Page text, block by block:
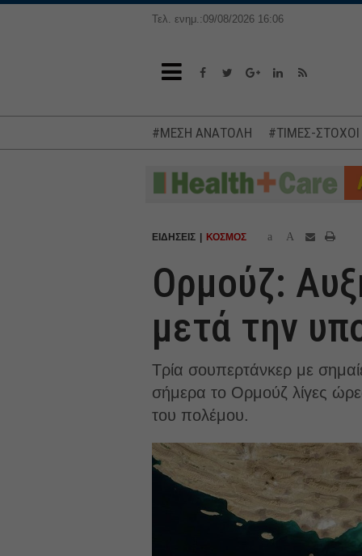
Τελ. ενημ.:09/08/2026 16:06
#ΜΕΣΗ ΑΝΑΤΟΛΗ #ΤΙΜΕΣ-
ΕΙΔΗΣΕΙΣ ΚΟΣΜΟΣ a A
Ορμούζ:
μετά την
Τρία σουπερτάνκερ με
σήμερα το Ορμούζ λίγες
του πολέμου.